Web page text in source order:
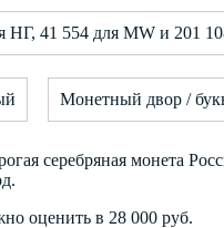
НГ, 41 554 для MW и 201
Монетный двор /
серебряная монета
оценить в 28 000 руб.